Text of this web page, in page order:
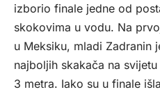
izborio finale jedne od
skokovima u vodu. Na
u Meksiku, mladi Zadranin
najboljih skakača na
3 metra. Iako su u finale